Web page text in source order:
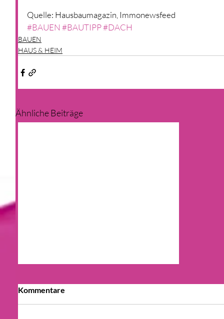
Quelle: Hausbaumagazin, Immonewsfeed
#BAUEN #BAUTIPP#DACH
BAUEN
HAUS & HEIM
Ähnliche Beiträge
Kommentare